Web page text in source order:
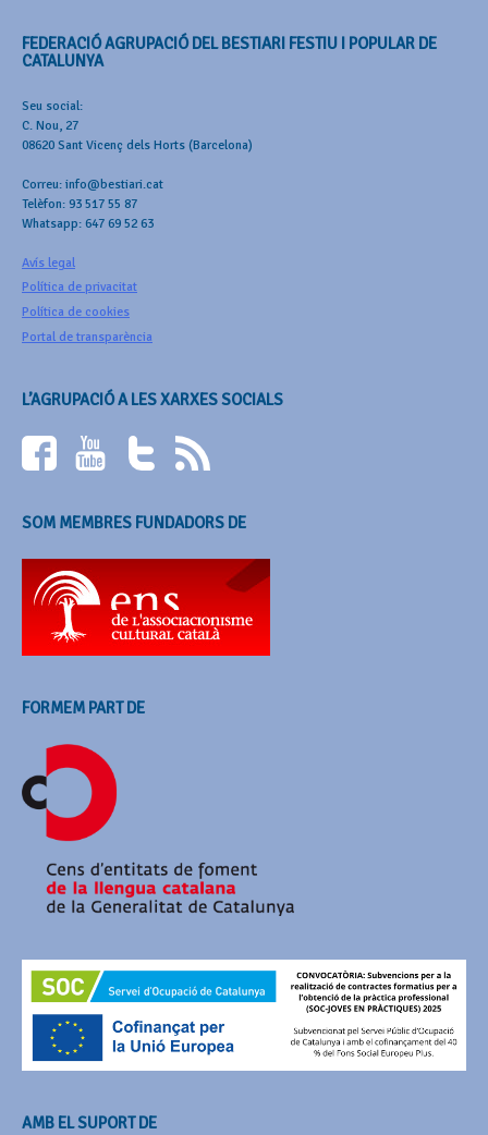
FEDERACIÓ AGRUPACIÓ DEL BESTIARI FESTIU I POPULAR DE
CATALUNYA
Seu social:
C. Nou, 27
08620 Sant Vicenç dels Horts (Barcelona)
Correu: info@bestiari.cat
Telèfon: 93 517 55 87
Whatsapp: 647 69 52 63
Avís legal
Política de privacitat
Política de cookies
Portal de transparència
L’AGRUPACIÓ A LES XARXES SOCIALS
SOM MEMBRES FUNDADORS DE
FORMEM PART DE
AMB EL SUPORT DE